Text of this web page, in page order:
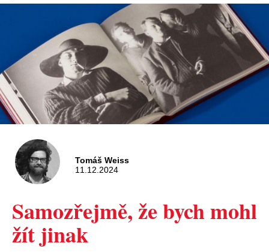
Tomáš Weiss
11.12.2024
Samozřejmě, že bych mohl
žít jinak